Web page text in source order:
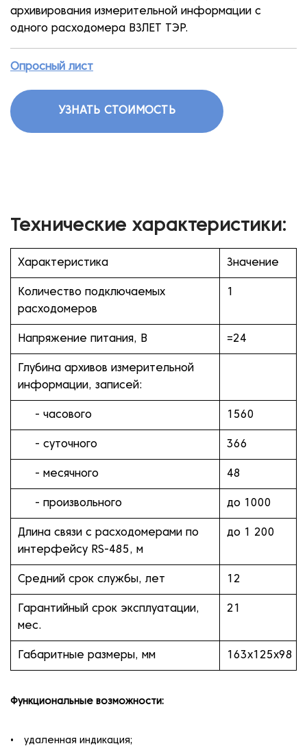
архивирования измерительной информации с
одного расходомера ВЗЛЕТ ТЭР.
Опросный лист
УЗНАТЬ СТОИМОСТЬ
Технические характеристики:
Характеристика Значение
Количество подключаемых
расходомеров
1
Напряжение питания, В =24
Глубина архивов измерительной
информации, записей:
- часового 1560
- суточного 366
- месячного 48
- произвольного до 1000
Длина связи с расходомерами по
интерфейсу RS-485, м
до 1 200
Средний срок службы, лет 12
Гарантийный срок эксплуатации,
мес.
21
Габаритные размеры, мм 163х125х98
Функциональные возможности:
удаленная индикация;